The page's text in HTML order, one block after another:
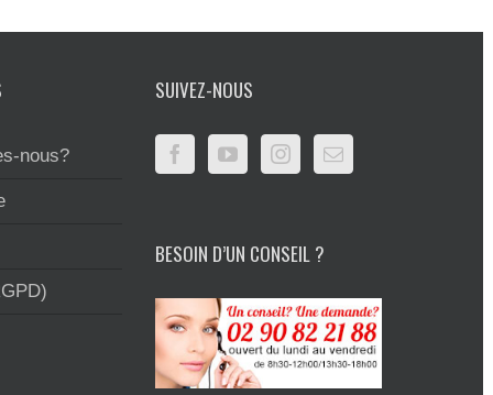
nous?
SUIVEZ-NOUS
BESOIN D’UN CONSEIL ?